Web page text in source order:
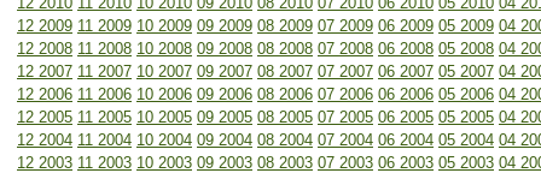
12 2009 11 2009 10 2009 09 2009 08 2009 07 2009 06 2009 05 2009 04
12 2008 11 2008 10 2008 09 2008 08 2008 07 2008 06 2008 05 2008 04
12 2007 11 2007 10 2007 09 2007 08 2007 07 2007 06 2007 05 2007 04
12 2006 11 2006 10 2006 09 2006 08 2006 07 2006 06 2006 05 2006 04
12 2005 11 2005 10 2005 09 2005 08 2005 07 2005 06 2005 05 2005 04
12 2004 11 2004 10 2004 09 2004 08 2004 07 2004 06 2004 05 2004 04
12 2003 11 2003 10 2003 09 2003 08 2003 07 2003 06 2003 05 2003 04